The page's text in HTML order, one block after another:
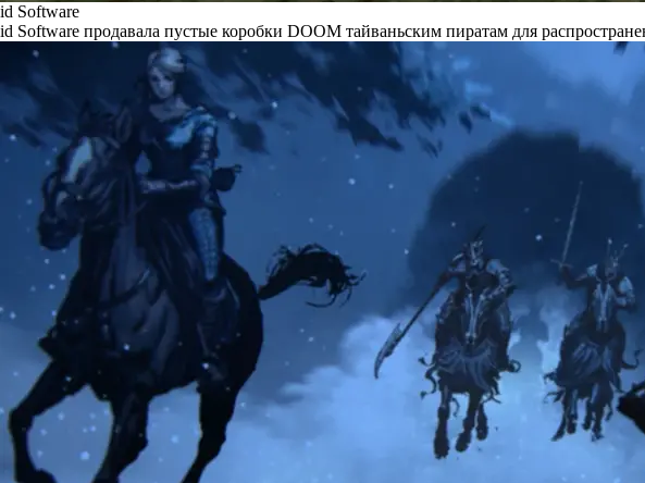
id Software
id Software продавала пустые коробки DOOM тайваньским пиратам для